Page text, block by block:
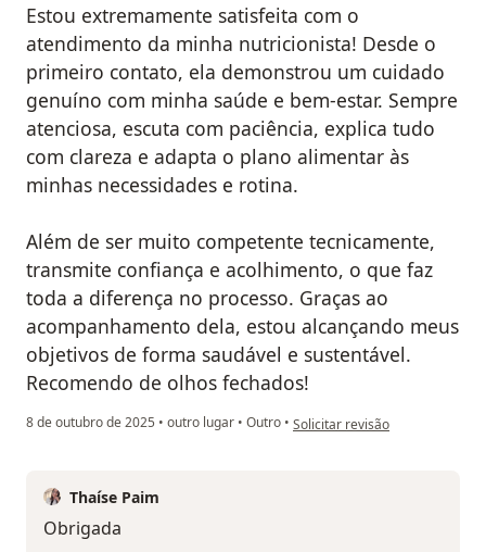
Estou extremamente satisfeita com o
atendimento da minha nutricionista! Desde o
primeiro contato, ela demonstrou um cuidado
genuíno com minha saúde e bem-estar. Sempre
atenciosa, escuta com paciência, explica tudo
com clareza e adapta o plano alimentar às
minhas necessidades e rotina.
Além de ser muito competente tecnicamente,
transmite confiança e acolhimento, o que faz
toda a diferença no processo. Graças ao
acompanhamento dela, estou alcançando meus
objetivos de forma saudável e sustentável.
Recomendo de olhos fechados!
8 de outubro de 2025 • outro lugar • Outro • na opinião do utilizador Julia
Solicitar revisão
Thaíse Paim
Obrigada